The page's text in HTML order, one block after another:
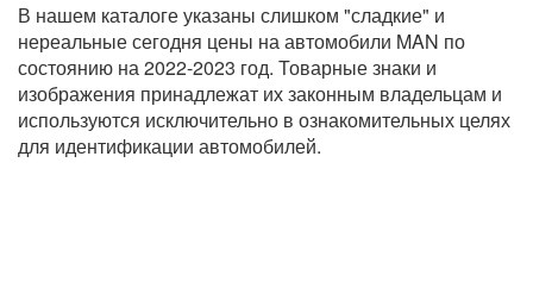
В нашем каталоге указаны слишком "сладкие" и
нереальные сегодня цены на автомобили MAN по
состоянию на 2022-2023 год. Товарные знаки и
изображения принадлежат их законным владельцам и
используются исключительно в ознакомительных целях
для идентификации автомобилей.